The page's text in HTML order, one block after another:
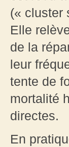
(« cluster
Elle
de la
leur
tente de
mortalité
directes.
En